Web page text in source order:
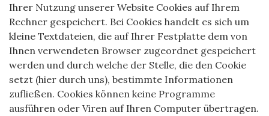
Ihrer Nutzung unserer Website Cookies auf Ihrem
Rechner gespeichert. Bei Cookies handelt es sich um
kleine Textdateien, die auf Ihrer Festplatte dem von
Ihnen verwendeten Browser zugeordnet gespeichert
werden und durch welche der Stelle, die den Cookie
setzt (hier durch uns), bestimmte Informationen
zufließen. Cookies können keine Programme
ausführen oder Viren auf Ihren Computer übertragen.